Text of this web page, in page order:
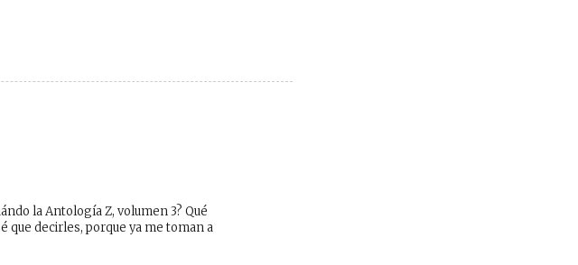
la Antología Z, volumen 3? Qué
que decirles, porque ya me toman a